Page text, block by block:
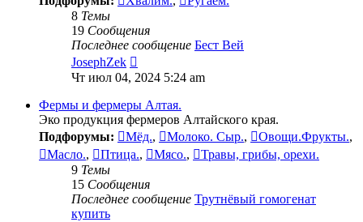
8 Темы
19 Сообщения
Последнее сообщение Бест Вей
JosephZek
к
сообщению
Чт июл 04, 2024 5:24 am
Фермы и фермеры Алтая.
Эко продукция фермеров Алтайского края.
Подфорумы:
Мёд., Молоко. Сыр., Овощи.Фрукты.,
Масло., Птица., Мясо.,
Травы, грибы, орехи.
9 Темы
15 Сообщения
Последнее сообщение Трутнёвый гомогенат
купить